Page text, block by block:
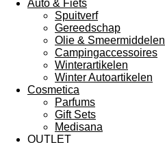
Auto & Fiets
Spuitverf
Gereedschap
Olie & Smeermiddelen
Campingaccessoires
Winterartikelen
Winter Autoartikelen
Cosmetica
Parfums
Gift Sets
Medisana
OUTLET